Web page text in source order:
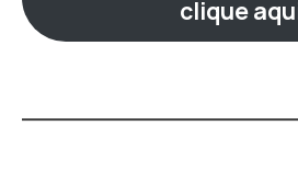
clique